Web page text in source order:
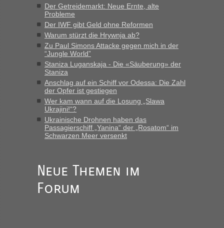
inBerichte und Reisetipps • Re: Mit dem Zug in
die Ukraine
„Man sollte aber explizit dazu schreiben, daß es ein Zug von
LeoExpress ist - und nur auf deren Webseite kann man die
Fahrkarten kaufen. Zumindest ist es die erste Umsteigefreie
Verbindung von Deutschland...“
Recht, Visa und Dokumente • Re: Deklaration
gebrauchter Kleidung beim Zoll
„Vielen Dank, mit einem Briefchen meiner Frau im Gepäck
gab es keine Probleme“
fast 11 Milliarden aufgedeckt
„Am besten wäre natürlich, wenn die Frau mit dabei ist.
Alleinreisende Männer stehen schließlich immer unter
Der Getreidemarkt: Neue Ernte, alte
Probleme
Der IWF gibt Geld ohne Reformen
Warum stürzt die Hrywnja ab?
Zu Paul Simons Attacke gegen mich in der
“Jungle World”
Staniza Luganskaja - Die «Säuberung» der
Staniza
Anschlag auf ein Schiff vor Odessa: Die Zahl
der Opfer ist gestiegen
Wer kam wann auf die Losung „Slawa
Ukrajini!“?
Ukrainische Drohnen haben das
Passagierschiff „Yanina“ der „Rosatom“ im
Schwarzen Meer versenkt
Neue Themen im
Forum